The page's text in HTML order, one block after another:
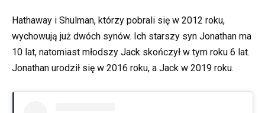
Hathaway i Shulman, którzy pobrali się w 2012 roku,
wychowują już dwóch synów. Ich starszy syn Jonathan ma
10 lat, natomiast młodszy Jack skończył w tym roku 6 lat.
Jonathan urodził się w 2016 roku, a Jack w 2019 roku.